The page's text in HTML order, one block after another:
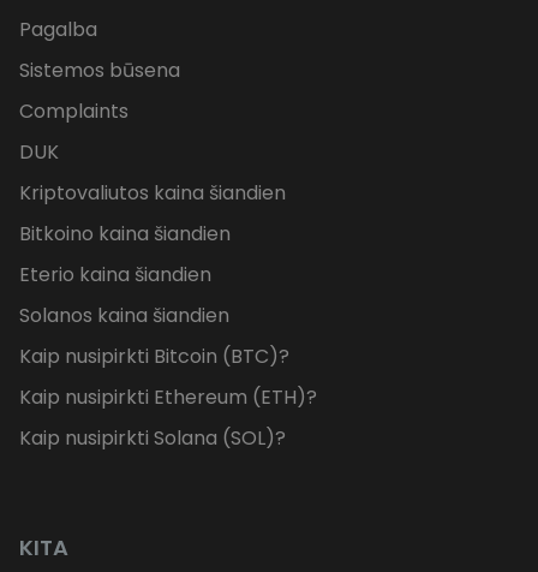
Pagalba
Sistemos būsena
Complaints
DUK
Kriptovaliutos kaina šiandien
Bitkoino kaina šiandien
Eterio kaina šiandien
Solanos kaina šiandien
Kaip nusipirkti Bitcoin (BTC)?
Kaip nusipirkti Ethereum (ETH)?
Kaip nusipirkti Solana (SOL)?
KITA